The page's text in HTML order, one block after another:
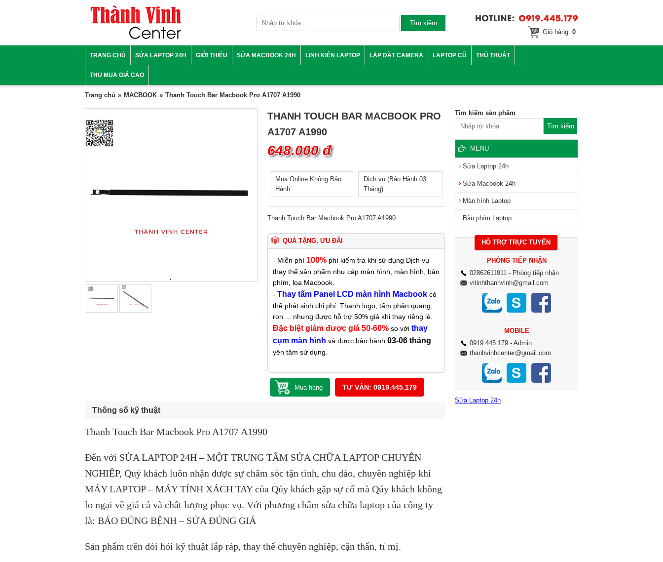
Giỏ hàng: 0
TRANG CHỦ SỬA LAPTOP 24H GIỚI THIỆU SỬA MACBOOK 24H LINH KIỆN LAPTOP LẮP ĐẶT CAMERA LAPTOP CŨ THỦ THUẬT
THU MUA GIÁ CAO
Trang chủ MACBOOK Thanh Touch Bar Macbook Pro A1707 A1990
THANH TOUCH BAR MACBOOK PRO
A1707 A1990
648.000 đ
Mua Online Không Bảo
Hành
Dịch vụ (Bảo Hành 03
Tháng)
Thanh Touch Bar Macbook Pro A1707 A1990
QUÀ TẶNG, ƯU ĐÃI
- Miễn phí 100% phí kiểm tra khi sử dụng Dịch vụ
thay thế sản phẩm như cáp màn hình, màn hình, bàn
phím, loa Macbook.
- Thay tấm Panel LCD màn hình Macbook có
thể phát sinh chi phí: Thanh logo, tấm phản quang,
ron ... nhưng được hỗ trợ 50% giá khi thay riêng lẻ.
Đặc biệt giảm được giá 50-60% so với thay
cụm màn hình và được bảo hành 03-06 tháng
yên tâm sử dụng.
TƯ VẤN: 0919.445.179
Thông số kỹ thuật
Thanh Touch Bar Macbook Pro A1707 A1990
Đến với SỬA LAPTOP 24H – MỘT TRUNG TÂM SỬA CHỮA LAPTOP CHUYÊN
NGHIÊP, Quý khách luôn nhận được sự chăm sóc tận tình, chu đáo, chuyên nghiệp khi
MÁY LAPTOP – MÁY TÍNH XÁCH TAY của Qúy khách gặp sự cố mà Qúy khách không
lo ngại về giá cả và chất lượng phục vụ. Với phương châm sửa chữa laptop của công ty
là: BÁO ĐÚNG BỆNH – SỬA ĐÚNG GIÁ
Sản phẩm trên đòi hỏi kỹ thuật lắp ráp, thay thế chuyên nghiệp, cận thẩn, tỉ mị.
Tìm kiếm sản phẩm
MENU
Sửa Laptop 24h
Sửa Macbook 24h
Màn hình Laptop
Bàn phím Laptop
HỖ TRỢ TRỰC TUYẾN
PHÒNG TIẾP NHẬN
02862611911 - Phòng tiếp nhận
vitinhthanhvinh@gmail.com
MOBILE
0919.445.179 - Admin
thanhvinhcenter@gmail.com
Sửa Laptop 24h